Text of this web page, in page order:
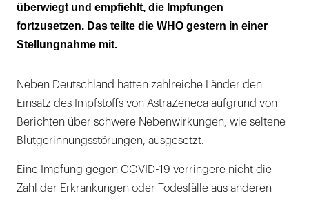
überwiegt und empfiehlt, die Impfungen
fortzusetzen. Das teilte die WHO gestern in einer
Stellungnahme mit.
Neben Deutschland hatten zahlreiche Länder den
Einsatz des Impfstoffs von AstraZeneca aufgrund von
Berichten über schwere Nebenwirkungen, wie seltene
Blutgerinnungsstörungen, ausgesetzt.
Eine Impfung gegen COVID-19 verringere nicht die
Zahl der Erkrankungen oder Todesfälle aus anderen